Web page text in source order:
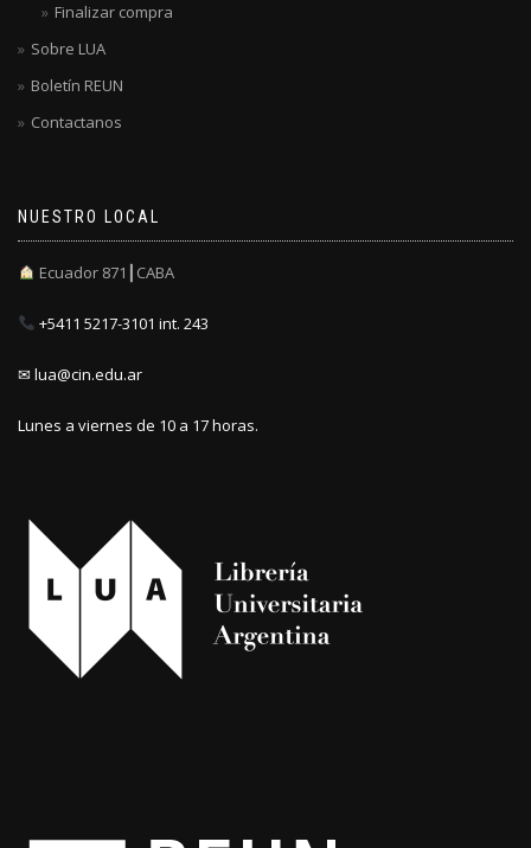
Finalizar compra
Sobre LUA
Boletín REUN
Contactanos
NUESTRO LOCAL
Ecuador 871┃CABA
+5411 5217-3101 int. 243
✉ lua@cin.edu.ar
Lunes a viernes de 10 a 17 horas.